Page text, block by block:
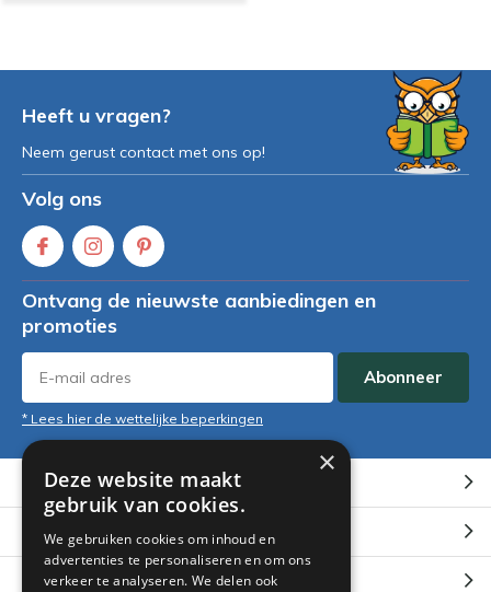
Heeft u vragen?
Neem gerust contact met ons op!
Volg ons
Ontvang de nieuwste aanbiedingen en
promoties
Abonneer
* Lees hier de wettelijke beperkingen
Klantenservice
Mijn account
Categorieën
×
Deze website maakt
gebruik van cookies.
We gebruiken cookies om inhoud en
advertenties te personaliseren en om ons
verkeer te analyseren. We delen ook